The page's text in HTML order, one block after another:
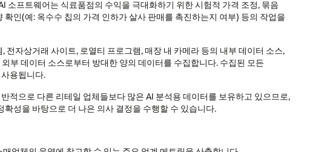
소프트웨어는 식료품점의 수익을 극대화하기 위한 시험적 가격 조정, 묶음
인(예: 옥수수 칩의 가격 인하가 살사 판매를 촉진하는지 여부) 등의 작업을
전자상거래 사이트, 로열티 프로그램, 매장 내 카메라 등의 내부 데이터 소스,
부 데이터 소스로부터 방대한 양의 데이터를 수집합니다. 수집된 모든
용됩니다.
적으로 다른 리테일 업체들보다 많은 AI 분석용 데이터를 보유하고 있으므로,
성을 바탕으로 더 나은 의사 결정을 수행할 수 있습니다.